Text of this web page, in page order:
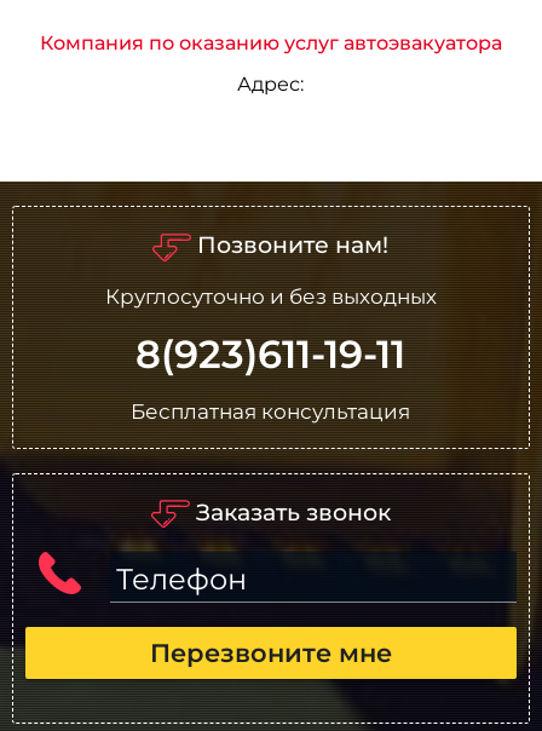
Компания по оказанию услуг автоэвакуатора
Адрес:
Позвоните нам!
Круглосуточно и без выходных
8(923)611-19-11
Бесплатная консультация
Заказать звонок
Телефон
Перезвоните мне